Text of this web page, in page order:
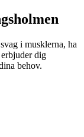
i musklerna, ha
dig
behov.